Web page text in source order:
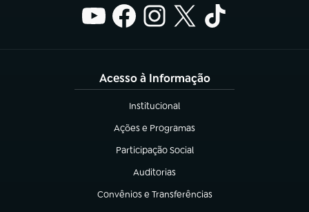
Acesso à Informação
Institucional
(abre em nova aba)
Ações e Programas
(abre em nova aba)
Participação Social
(abre em nova aba)
Auditorias
(abre em nova aba)
Convênios e Transferências
(abre em nova aba)